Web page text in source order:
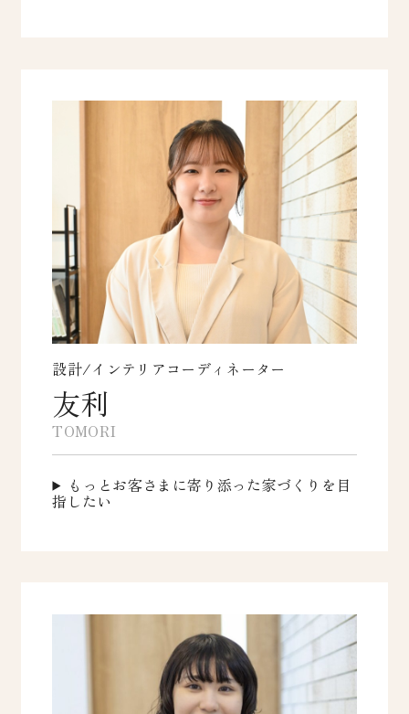
設計/インテリアコーディネーター
友利
TOMORI
もっとお客さまに寄り添った家づくりを目
指したい